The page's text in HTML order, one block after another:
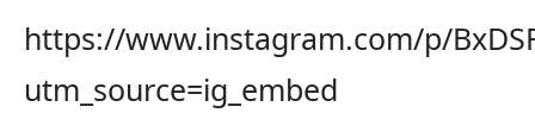
https://www.instagram.com/p/
utm_source=ig_embed